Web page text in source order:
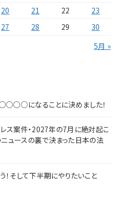
20 21 22
23
27 28 29
30
5月 »
○○○○になることに決めました！
ス案件・2027年の7月に絶対起こ
ュースの裏で決まった日本の法
そして下半期にやりたいこと